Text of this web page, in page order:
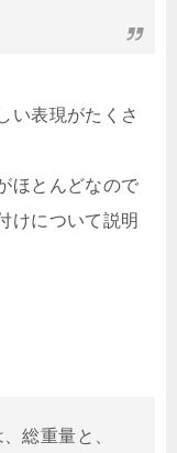
い表現がたくさ
ほとんどなので
けについて説明
総重量と、